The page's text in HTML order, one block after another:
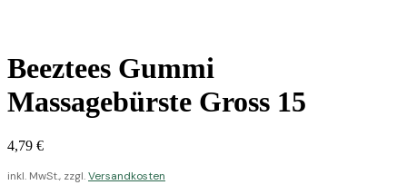
Beeztees Gummi
Massagebürste Gross 15
4,79 €
inkl. MwSt., zzgl.Versandkosten